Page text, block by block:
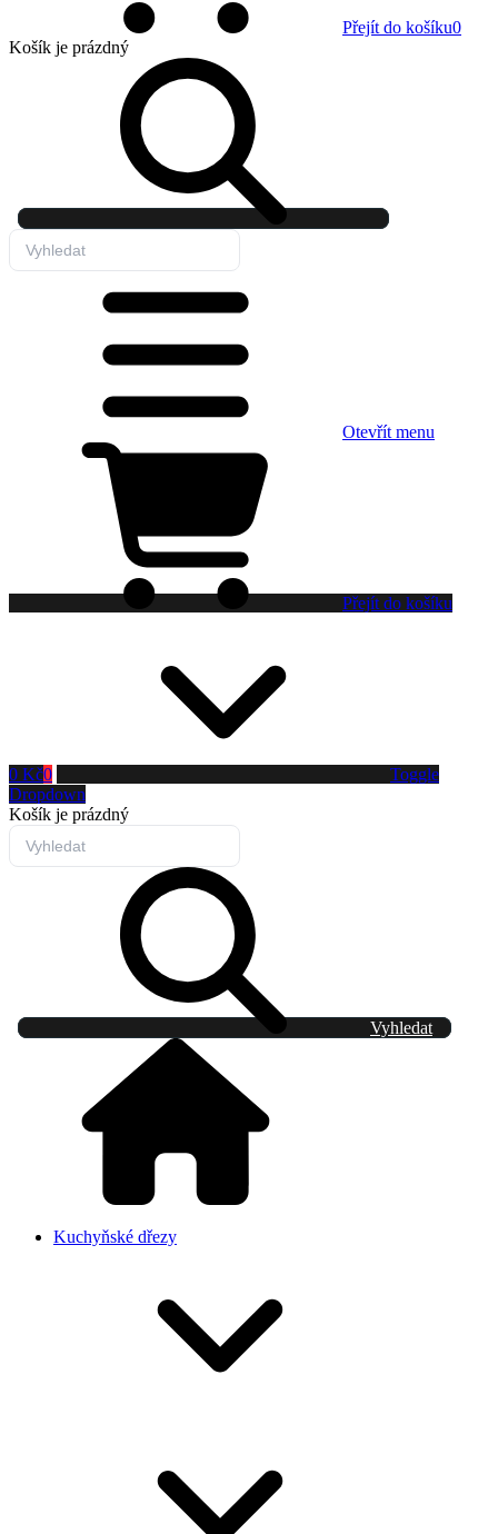
Přejít do košíku0
Košík je prázdný
Otevřít menu
Přejít do košíku
0 Kč0
Toggle
Dropdown
Košík je prázdný
Vyhledat
Kuchyňské dřezy